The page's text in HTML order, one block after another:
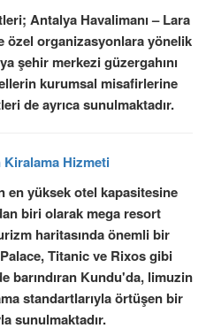
Antalya Havalimanı – Lara
organizasyonlara yönelik
şehir merkezi güzergahını
kurumsal misafirlerine
de ayrıca sunulmaktadır.
Hizmeti
en yüksek otel kapasitesine
biri olarak mega resort
haritasında önemli bir
Titanic ve Rixos gibi
barındıran Kundu'da, limuzin
standartlarıyla örtüşen bir
sunulmaktadır.